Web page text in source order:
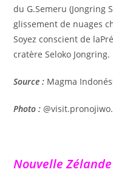
du G.Semeru (Jongring
glissement de nuages
Soyez conscient de
cratère Seloko Jongring.
Source : Magma
Photo : @visit.pronojiwo.
Nouvelle